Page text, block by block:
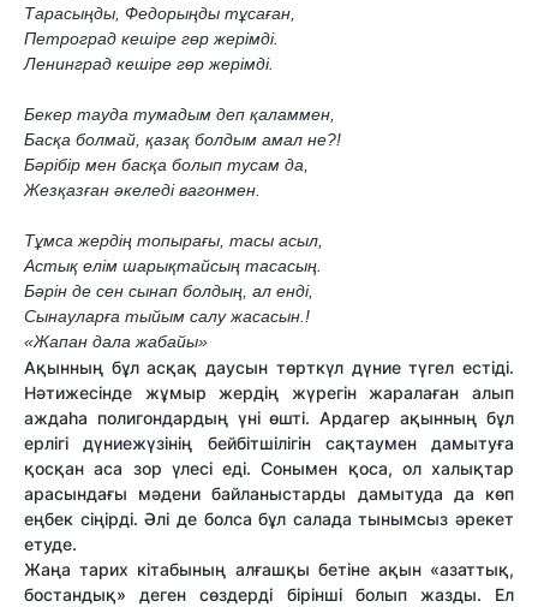
Тарасыңды, Федорыңды тұсаған,
Петроград кешіре гөр жерімді.
Ленинград кешіре гөр жерімді.
Бекер тауда тумадым деп қаламмен,
Басқа болмай, қазақ болдым амал не?!
Бәрібір мен басқа болып тусам да,
Жезқазған әкеледі вагонмен.
Тұмса жердің топырағы, тасы асыл,
Астық елім шарықтайсың тасасың.
Бәрін де сен сынап болдың, ал енді,
Сынауларға тыйым салу жасасын.!
«Жапан дала жабайы»
Ақынның бұл асқақ даусын төрткүл дүние түгел естіді.
Нәтижесінде жұмыр жердің жүрегін жаралаған алып
аждаһа полигондардың үні өшті. Ардагер ақынның бұл
ерлігі дүниежүзінің бейбітшілігін сақтаумен дамытуға
қосқан аса зор үлесі еді. Сонымен қоса, ол халықтар
арасындағы мәдени байланыстарды дамытуда да көп
еңбек сіңірді. Әлі де болса бұл салада тынымсыз әрекет
етуде.
Жаңа тарих кітабының алғашқы бетіне ақын «азаттық,
бостандық» деген сөздерді бірінші болып жазды. Ел